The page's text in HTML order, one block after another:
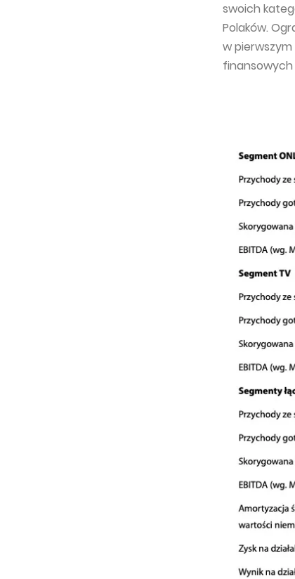
swoich
Polaków.
w
finansowych